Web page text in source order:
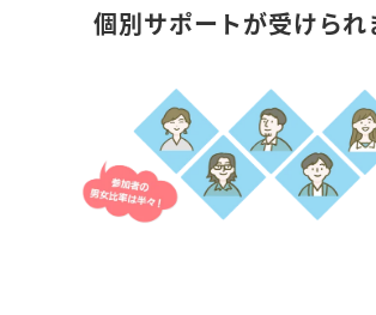
個別サポートが受けられ